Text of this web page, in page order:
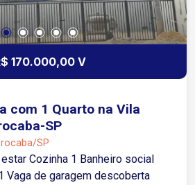
170.000,00 V
com 1 Quarto na Vila
SP
SP
Cozinha 1 Banheiro social
Vaga de garagem descoberta